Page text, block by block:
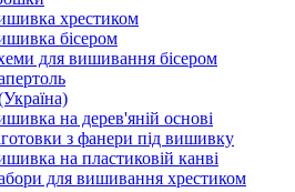
хрестиком
бісером
для вишивання бісером
на дерев'яній основі
з фанери під вишивку
на пластиковій канві
для вишивання хрестиком